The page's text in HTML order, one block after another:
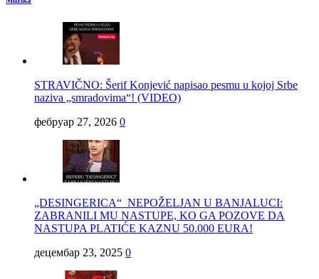
STRAVIČNO: Šerif Konjević napisao pesmu u kojoj Srbe
naziva „smradovima“! (VIDEO)
фебруар 27, 2026 0
„DESINGERICA“ NEPOŽELJAN U BANJALUCI:
ZABRANILI MU NASTUPE, KO GA POZOVE DA
NASTUPA PLATIĆE KAZNU 50.000 EURA!
децембар 23, 2025 0